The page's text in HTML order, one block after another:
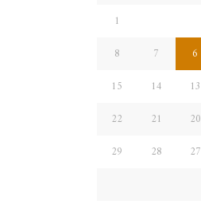
1
6
7
8
13
14
15
20
21
22
27
28
29